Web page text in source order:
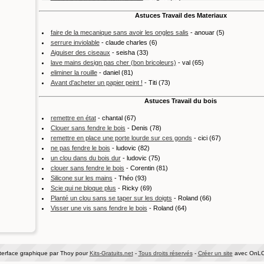
Astuces Travail des Materiaux
faire de la mecanique sans avoir les ongles salis - anouar (5)
serrure inviolable- claude charles (6)
Aiguiser des ciseaux - seisha (33)
lave mains design pas cher (bon bricoleurs) - val (65)
eliminer la rouille- daniel (81)
Avant d'acheter un papier peint ! - Titi (73)
Astuces Travail du bois
remettre en état- chantal (67)
Clouer sans fendre le bois - Denis (78)
remettre en place une porte lourde sur ces gonds - cici (67)
ne pas fendre le bois - ludovic (82)
un clou dans du bois dur- ludovic (75)
clouer sans fendre le bois - Corentin (81)
Silicone sur les mains - Théo (93)
Scie qui ne bloque plus - Ricky (69)
Planté un clou sans se taper sur les doigts - Roland (66)
Visser une vis sans fendre le bois - Roland (64)
graphique par Thoy pour Kits-Gratuits.net- Tous droits réservés- Créer un site avec